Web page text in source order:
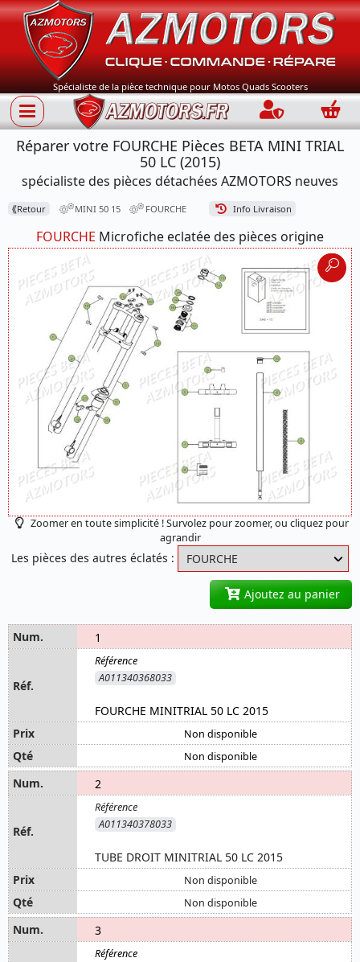
Spécialiste de la pièce technique pour Motos Quads Scooters
Connection
Réparer votre FOURCHE Pièces BETA MINI TRIAL
50 LC (2015)
spécialiste des pièces détachées AZMOTORS neuves
⟪Retour MINI 50 15 FOURCHE Info Livraison
FOURCHE Microfiche eclatée des pièces origine
Zoomer en toute simplicité ! Survolez pour zoomer, ou cliquez pour
agrandir
Les pièces des autres éclatés :
Ajoutez au panier
1
A011340368033
FOURCHE MINITRIAL 50 LC 2015
Non disponible
Non disponible
2
A011340378033
TUBE DROIT MINITRIAL 50 LC 2015
Non disponible
Non disponible
3